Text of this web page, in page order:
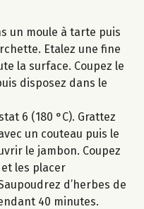
un moule à tarte puis
Etalez une fine
la surface. Coupez le
disposez dans le
6 (180 °C). Grattez
un couteau puis le
le jambon. Coupez
les placer
d’herbes de
40 minutes.